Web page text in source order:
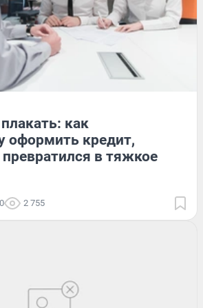
как
оформить кредит,
в тяжкое
2 755